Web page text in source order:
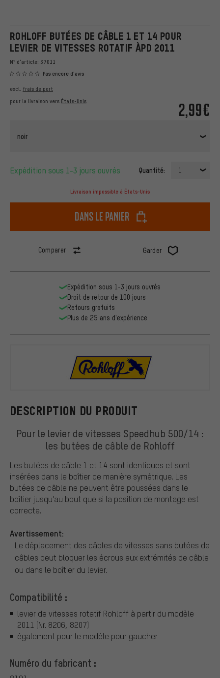
ROHLOFF BUTÉES DE CÂBLE 1 ET 14 POUR
LEVIER DE VITESSES ROTATIF ÀPD 2011
N° d'article: 37011
Pas encore d'avis
2,99€
excl. frais de port
pour la livraison vers États-Unis
noir
Expédition sous 1-3 jours ouvrés Quantité: 1
Livraison impossible à États-Unis
dans le panier
Comparer Garder
DESCRIPTION DU PRODUIT
Pour le levier de vitesses Speedhub 500/14 :
les butées de câble de Rohloff
Les butées de câble 1 et 14 sont identiques et sont
insérées dans le boîtier de manière symétrique. Les
butées de câble ne peuvent être poussées dans le
boîtier jusqu'au bout que si la position de montage est
correcte.
Avertissement:
Le déplacement des câbles de vitesses sans butées de
câbles peut bloquer les écrous aux extrémités de câble
ou dans le boîtier du levier.
Compatibilité :
levier de vitesses rotatif Rohloff à partir du modèle
2011 (Nr. 8206, 8207)
également pour le modèle pour gaucher
Numéro du fabricant :
Expédition sous 1-3 jours ouvrés
Droit de retour de 100 jours
Retours gratuits
Plus de 25 ans d'expérience